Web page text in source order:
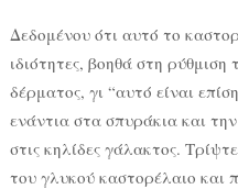
Δεδομένου ότι αυτό το
ιδιότητες, βοηθά στη
δέρματος, γι “αυτό είναι
ενάντια στα σπυράκια και
στις κηλίδες γάλακτος.
του γλυκού καστορέλαιο και